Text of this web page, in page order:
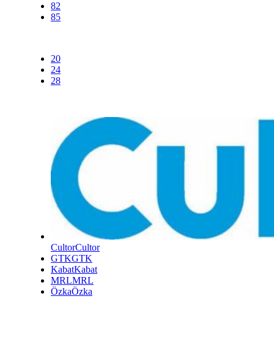
82
85
20
24
28
CultorCultor
GTKGTK
KabatKabat
MRLMRL
ÖzkaÖzka